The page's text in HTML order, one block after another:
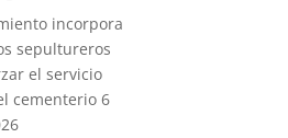
incorpora
sepultureros
el servicio
cementerio 6